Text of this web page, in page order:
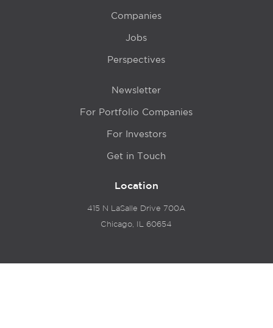
Companies
Jobs
Perspectives
Newsletter
For Portfolio Companies
For Investors
Get in Touch
Location
415 N LaSalle Drive 700A
Chicago, IL 60654